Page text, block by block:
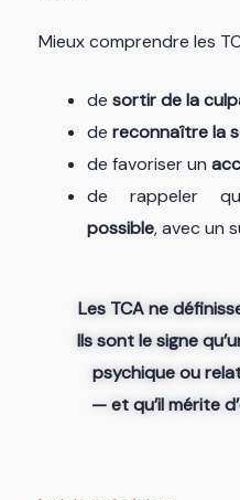
Mieux comprendre les
de sortir de la
de reconnaître la
de favoriser un
de rappeler
possible, avec un
Les TCA ne
Ils sont le signe
psychique ou
— et qu’il mérite